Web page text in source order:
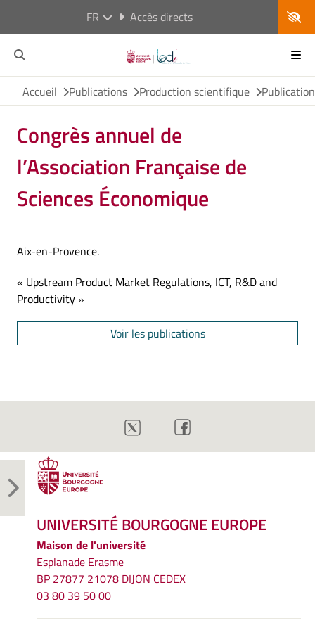
FR Accès directs
Accueil Publications Production scientifique
Congrès annuel de
l’Association Française de
Sciences Économique
Aix-en-Provence.
« Upstream Product Market Regulations, ICT, R&D and
Productivity »
Voir les publications
UNIVERSITÉ BOURGOGNE EUROPE
Maison de l'université
Esplanade Erasme
BP 27877 21078 DIJON CEDEX
03 80 39 50 00